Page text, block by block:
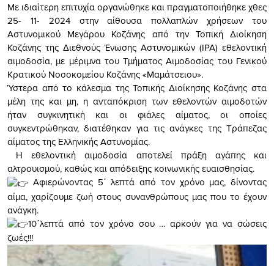
Με ιδιαίτερη επιτυχία οργανώθηκε και πραγματοποιήθηκε χθες
25- 11- 2024 στην αίθουσα πολλαπλών χρήσεων του
Αστυνομικού Μεγάρου Κοζάνης από την Τοπική Διοίκηση
Κοζάνης της Διεθνούς Ένωσης Αστυνομικών (ΙΡΑ) εθελοντική
αιμοδοσία, με μέριμνα του Τμήματος Αιμοδοσίας του Γενικού
Κρατικού Νοσοκομείου Κοζάνης «Μαμάτσειου».
Ύστερα από το κάλεσμα της Τοπικής Διοίκησης Κοζάνης στα
μέλη της και μη, η ανταπόκριση των εθελοντών αιμοδοτών
ήταν συγκινητική και οι φιάλες αίματος, οι οποίες
συγκεντρώθηκαν, διατέθηκαν για τις ανάγκες της Τράπεζας
αίματος της Ελληνικής Αστυνομίας.
H εθελοντική αιμοδοσία αποτελεί πράξη αγάπης και
αλτρουισμού, καθώς και απόδειξης κοινωνικής ευαισθησίας.
Αφιερώνοντας 5΄ λεπτά από τον χρόνο μας, δίνοντας
αίμα, χαρίζουμε ζωή στους συνανθρώπους μας που το έχουν
ανάγκη.
10΄λεπτά από τον χρόνο σου … αρκούν για να σώσεις
ζωές!!!